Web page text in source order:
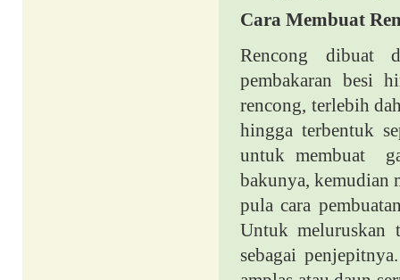
Cara Membuat
Rencong dibuat
pembakaran besi
rencong, terlebih
hingga terbentuk
untuk membuat
bakunya, kemudian
pula cara
Untuk meluruskan
sebagai